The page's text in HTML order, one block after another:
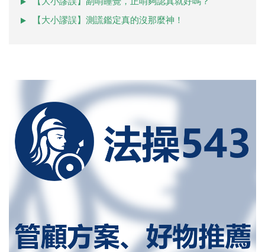
【大小謬誤】測謊鑑定真的沒那麼神！